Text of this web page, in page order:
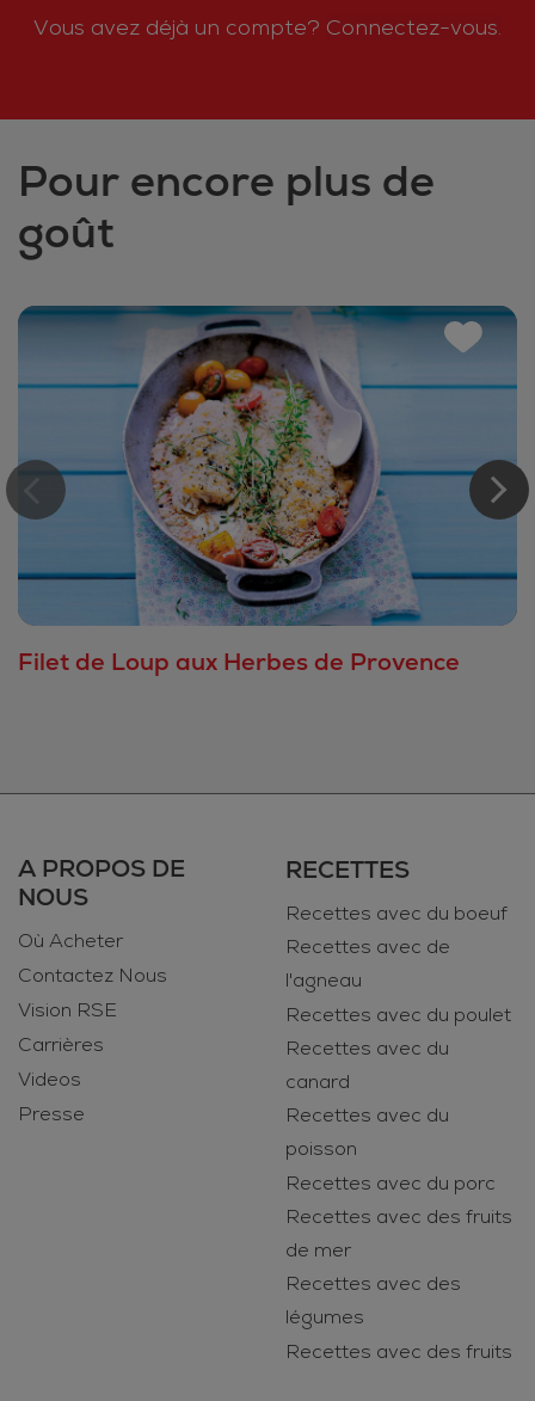
Vous avez déjà un compte? Connectez-vous.
Pour encore plus de
goût
Filet de Loup aux Herbes de Provence
A PROPOS DE
NOUS
Où Acheter
Contactez Nous
Vision RSE
Carrières
Videos
Presse
RECETTES
Recettes avec du boeuf
Recettes avec de
l'agneau
Recettes avec du poulet
Recettes avec du
canard
Recettes avec du
poisson
Recettes avec du porc
Recettes avec des fruits
de mer
Recettes avec des
légumes
Recettes avec des fruits